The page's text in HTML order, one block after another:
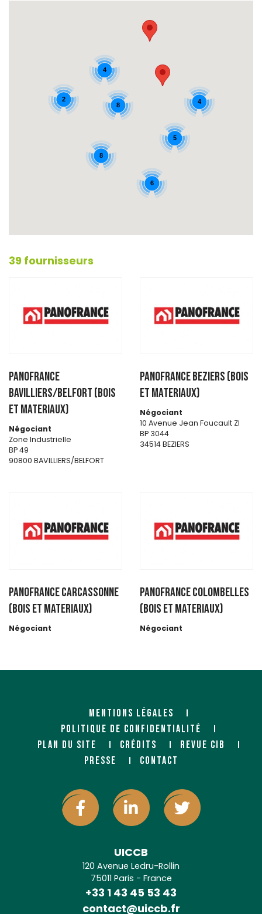
4
6
4
8
5
8
2
39 fournisseurs
PANOFRANCE
BAVILLIERS/BELFORT (BOIS
ET MATERIAUX)
Négociant
Zone Industrielle
BP 49
90800 BAVILLIERS/BELFORT
PANOFRANCE BEZIERS (BOIS
ET MATERIAUX)
Négociant
10 Avenue Jean Foucault ZI
BP 3044
34514 BEZIERS
PANOFRANCE CARCASSONNE
(BOIS ET MATERIAUX)
Négociant
PANOFRANCE COLOMBELLES
(BOIS ET MATERIAUX)
Négociant
PANOFRANCE FLOIRAC (BOIS
ET MATERIAUX)
PANOFRANCE LE CRES (BOIS
ET MATERIAUX)
Négociant
34920 LE CRES
PANOFRANCE LE MANS (BOIS
PANOFRANCE LESCAR (BOIS
MENTIONS LÉGALES
POLITIQUE DE CONFIDENTIALITÉ
PLAN DU SITE
CRÉDITS
REVUE CIB
PRESSE
CONTACT
UICCB
120 Avenue Ledru-Rollin
75011 Paris - France
+33 1 43 45 53 43
contact@uiccb.fr